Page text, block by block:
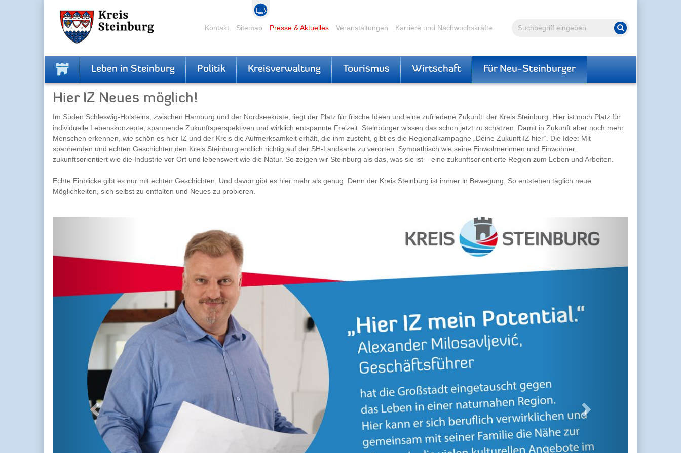
Volltextsuche Suche starten
Kontakt Sitemap Presse & Aktuelles Veranstaltungen Karriere und Nachwuchskräfte
Leben in Steinburg Politik Kreisverwaltung Tourismus Wirtschaft Für Neu-Steinburger
Hier IZ Neues möglich!
Im Süden Schleswig-Holsteins, zwischen Hamburg und der Nordseeküste, liegt der Platz für frische Ideen und eine zufriedene Zukunft: der Kreis Steinburg. Hier ist noch Platz für
individuelle Lebenskonzepte, spannende Zukunftsperspektiven und wirklich entspannte Freizeit. Steinbürger wissen das schon jetzt zu schätzen. Damit in Zukunft aber noch mehr
Menschen erkennen, wie schön es hier IZ und der Kreis die Aufmerksamkeit erhält, die ihm zusteht, gibt es die Regionalkampagne „Deine Zukunft IZ hier“. Die Idee: Mit
spannenden und echten Geschichten den Kreis Steinburg endlich richtig auf der SH-Landkarte zu verorten. Sympathisch wie seine Einwohnerinnen und Einwohner,
zukunftsorientiert wie die Industrie vor Ort und lebenswert wie die Natur. So zeigen wir Steinburg als das, was sie ist – eine zukunftsorientierte Region zum Leben und Arbeiten.
Echte Einblicke gibt es nur mit echten Geschichten. Und davon gibt es hier mehr als genug. Denn der Kreis Steinburg ist immer in Bewegung. So entstehen täglich neue
Möglichkeiten, sich selbst zu entfalten und Neues zu probieren.